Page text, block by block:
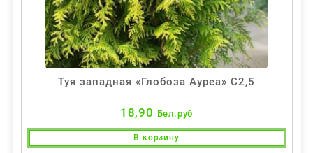
Туя западная «Глобоза Ауреа» С2,5
18,90 Бел.руб
В корзину